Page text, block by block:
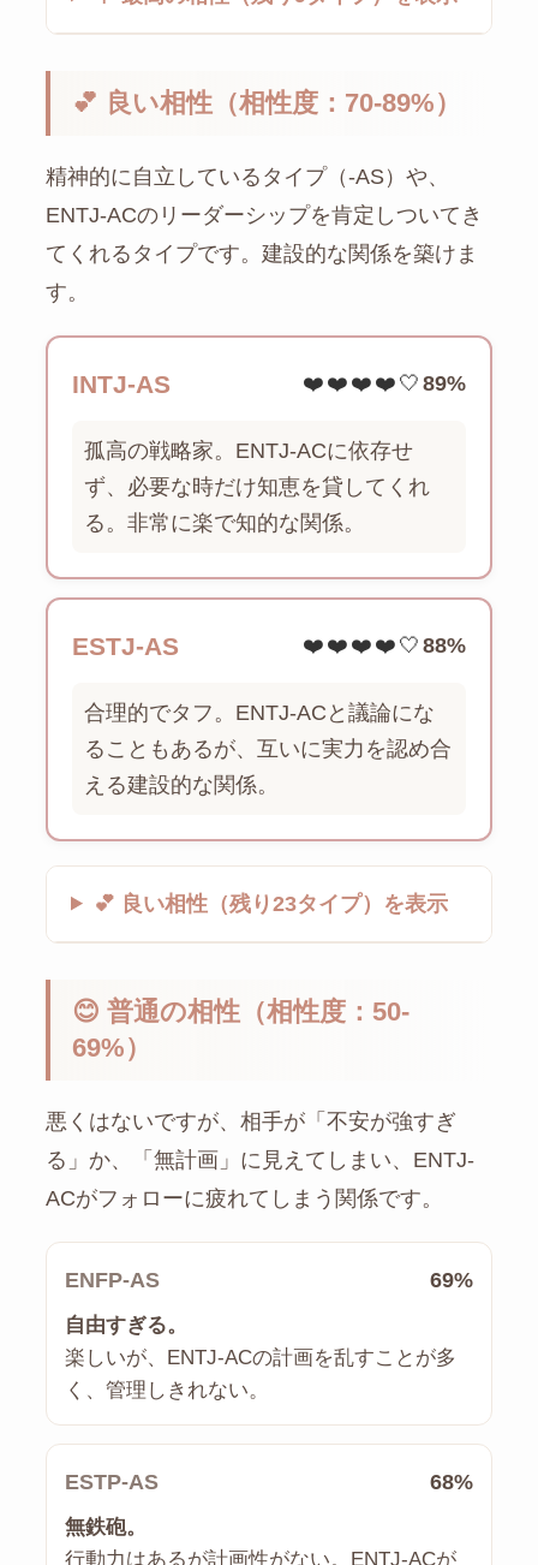
💕 良い相性（相性度：70-89%）
精神的に自立しているタイプ（-AS）や、
ENTJ-ACのリーダーシップを肯定しついてき
てくれるタイプです。建設的な関係を築けま
す。
INTJ-AS ❤️❤️❤️❤️🤍89%
孤高の戦略家。ENTJ-ACに依存せ
ず、必要な時だけ知恵を貸してくれ
る。非常に楽で知的な関係。
ESTJ-AS ❤️❤️❤️❤️🤍88%
合理的でタフ。ENTJ-ACと議論にな
ることもあるが、互いに実力を認め合
える建設的な関係。
💕 良い相性（残り23タイプ）を表示
😊 普通の相性（相性度：50-
69%）
悪くはないですが、相手が「不安が強すぎ
る」か、「無計画」に見えてしまい、ENTJ-
ACがフォローに疲れてしまう関係です。
ENFP-AS 69%
自由すぎる。
楽しいが、ENTJ-ACの計画を乱すことが多
く、管理しきれない。
ESTP-AS 68%
無鉄砲。
行動力はあるが計画性がない。ENTJ-ACが